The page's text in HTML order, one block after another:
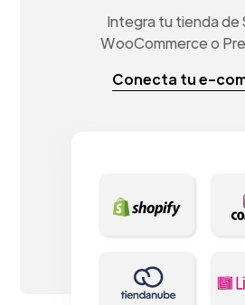
Integra tu tienda de
WooCommerce o
Conecta tu e-